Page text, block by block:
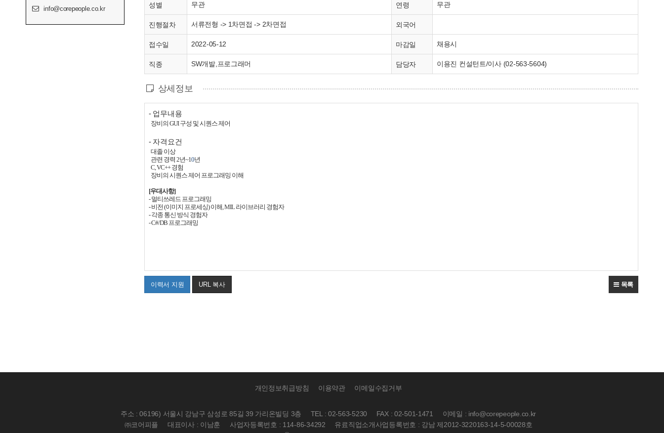
info@corepeople.co.kr 성별 무관 연령 무관
진행절차 서류전형 -> 1차면접 -> 2차면접 외국어
접수일 2022-05-12 마감일 채용시
직종 SW개발,프로그래머 담당자 이용진 컨설턴트/이사 (02-563-5604)
상세정보
- 업무내용
장비의 GUI구성 및 시퀀스 제어
- 자격요건
대졸 이상
관련 경력 2년~10년
C, VC++경험
장비의 시퀀스 제어 프로그래밍 이해
[우대사항]
-멀티쓰레드 프로그래밍
-비전 (이미지 프로세싱)이해, MIL라이브러리 경험자
-각종 통신 방식 경험자
- C#/DB 프로그래밍
목록
이력서 지원 URL 복사
개인정보취급방침 이용약관 이메일수집거부
주소 : 06196) 서울시 강남구 삼성로 85길 39 가리온빌딩 3층 TEL : 02-563-5230 FAX : 02-501-1471
이메일 : info@corepeople.co.kr
㈜코어피플
대표이사 : 이남훈 사업자등록번호 : 114-86-34292
유료직업소개사업등록번호 : 강남 제2012-3220163-14-5-00028호